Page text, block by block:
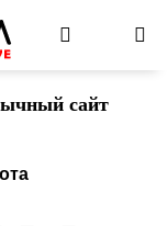
сайт